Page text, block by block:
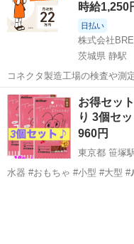
時給1,250
日払い
株式会社
茨城県 静駅
コネクタ製造工場の検査や測
日128日★クリーンルーム内
★就業先食堂利用可！日払い制
工場のお仕事 ◇コネクタ製造
茨城 常陸大宮市 静駅
お得セッ
り 3個セ
960円
東京都 笹塚
水器 #おもちゃ #小型 #大型 #